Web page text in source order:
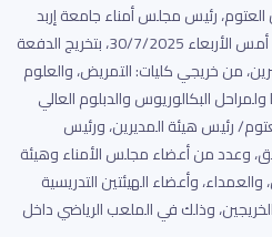
العتوم، رئيس مجلس أمناء جامعة إربد
الأهلية، احتفلت الجامعة مساء يوم أمس الأربعاء 30/7/2025، بتخريج الدفعة
من خريجي كليات: التمريض، والعلوم
البكالوريوس والدبلوم العالي
رئيس هيئة المديرين، ورئيس
وعدد من أعضاء مجلس الأمناء وهيئة
وأعضاء الهيئتين التدريسية
وذلك في الملعب الرياضي داخل